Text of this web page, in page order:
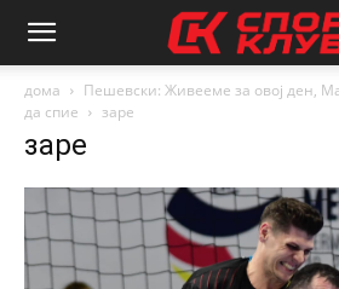
дома
Пешевски: Живееме за овој ден,
да спие
заре
заре